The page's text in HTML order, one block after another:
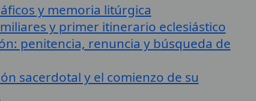
y memoria litúrgica
y primer itinerario eclesiástico
penitencia, renuncia y búsqueda de
sacerdotal y el comienzo de su